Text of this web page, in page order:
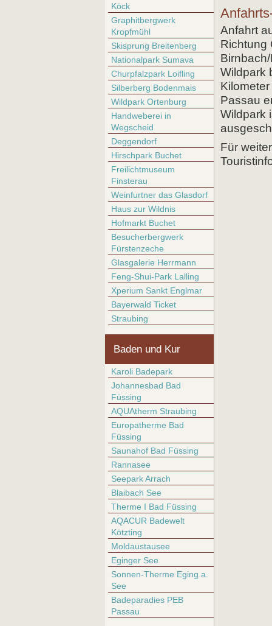
Köck
Graphitbergwerk
Kropfmühl
Skisprung Breitenberg
Nationalpark Sumava
Churpfalzpark Loifling
Silberberg Bodenmais
Wildpark Ortenburg
Handweberei in
Wegscheid
Deggendorf
Hirschpark Buchet
Freilichtmuseum
Finsterau
Weinfurtner das Glasdorf
Haus zur Wildnis
Hofmarkt Buchet
Besucherbergwerk
Fürstenzeche
Glasgalerie Herrmann
Feng-Shui-Park Lalling
Xperium Sankt Englmar
Bayerwald Ticket
Straubing
Baden und Kur
Karoli Badepark
Johannesbad Bad
Füssing
AQUAtherm Straubing
Europatherme Bad
Füssing
Saunahof Bad Füssing
Rannasee
Seepark Arrach
Blaibach See
Therme I Bad Füssing
AQACUR Badewelt
Kötzting
Moldaustausee
Eginger See
Sonnen-Therme Eging a.
See
Badeparadies PEB
Passau
Anfahrt
Richtung
Wildpark
Passau
Wildpark
Für